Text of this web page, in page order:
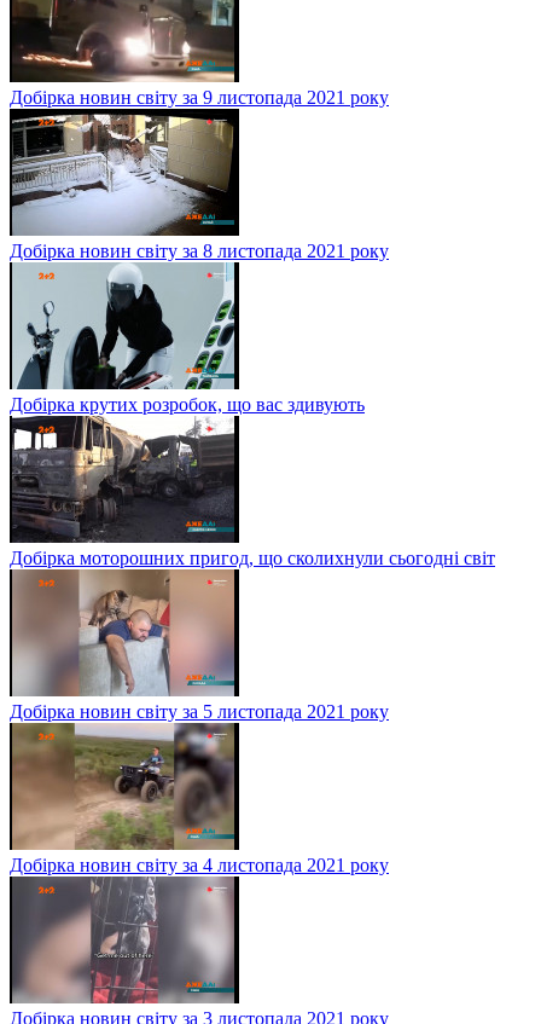
Добірка новин світу за 9 листопада 2021 року
Добірка новин світу за 8 листопада 2021 року
Добірка крутих розробок, що вас здивують
Добірка моторошних пригод, що сколихнули сьогодні світ
Добірка новин світу за 5 листопада 2021 року
Добірка новин світу за 4 листопада 2021 року
Добірка новин світу за 3 листопада 2021 року